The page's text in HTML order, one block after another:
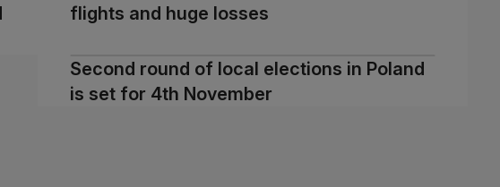
flights and huge losses
Second round of local elections in Poland
is set for 4th November